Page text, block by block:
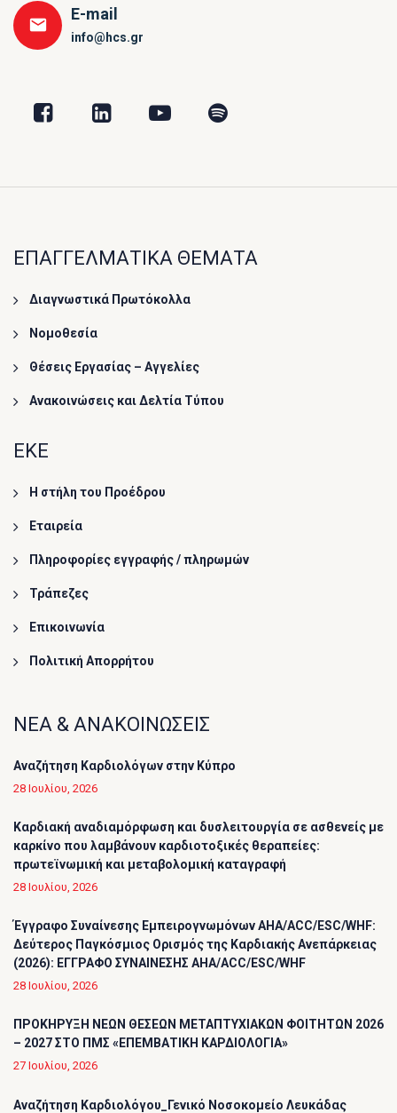
E-mail
info@hcs.gr
ΕΠΑΓΓΕΛΜΑΤΙΚΑ ΘΕΜΑΤΑ
Διαγνωστικά Πρωτόκολλα
Νομοθεσία
Θέσεις Εργασίας – Αγγελίες
Ανακοινώσεις και Δελτία Τύπου
ΕΚΕ
Η στήλη του Προέδρου
Εταιρεία
Πληροφορίες εγγραφής / πληρωμών
Τράπεζες
Επικοινωνία
Πολιτική Απορρήτου
ΝΕΑ & ΑΝΑΚΟΙΝΩΣΕΙΣ
Αναζήτηση Καρδιολόγων στην Κύπρο
28 Ιουλίου, 2026
Καρδιακή αναδιαμόρφωση και δυσλειτουργία σε ασθενείς με
καρκίνο που λαμβάνουν καρδιοτοξικές θεραπείες:
πρωτεϊνωμική και μεταβολομική καταγραφή
28 Ιουλίου, 2026
Έγγραφο Συναίνεσης Εμπειρογνωμόνων AHA/ACC/ESC/WHF:
Δεύτερος Παγκόσμιος Ορισμός της Καρδιακής Ανεπάρκειας
(2026): ΕΓΓΡΑΦΟ ΣΥΝΑΙΝΕΣΗΣ AHA/ACC/ESC/WHF
28 Ιουλίου, 2026
ΠΡΟΚΗΡΥΞΗ ΝΕΩΝ ΘΕΣΕΩΝ ΜΕΤΑΠΤΥΧΙΑΚΩΝ ΦΟΙΤΗΤΩΝ 2026
– 2027 ΣΤΟ ΠΜΣ «ΕΠΕΜΒΑΤΙΚΗ ΚΑΡΔΙΟΛΟΓΙΑ»
27 Ιουλίου, 2026
Αναζήτηση Καρδιολόγου_Γενικό Νοσοκομείο Λευκάδας